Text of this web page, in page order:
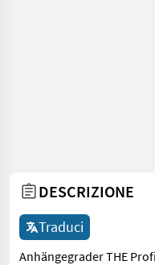
DESCRIZIONE
Traduci
Anhängegrader THE